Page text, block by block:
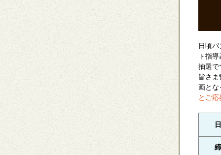
日頃
ト指
抽選で
皆さ
画とな
とご